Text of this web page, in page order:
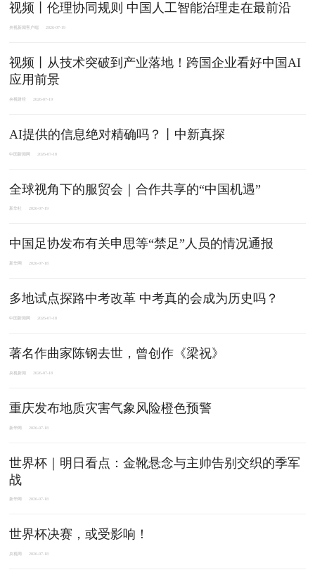
视频丨伦理协同规则 中国人工智能治理走在最前沿
央视新闻客户端 2026-07-19
视频丨从技术突破到产业落地！跨国企业看好中国AI
应用前景
央视财经 2026-07-19
AI提供的信息绝对精确吗？丨中新真探
中国新闻网 2026-07-18
全球视角下的服贸会｜合作共享的“中国机遇”
新华社 2026-07-19
中国足协发布有关申思等“禁足”人员的情况通报
新华网 2026-07-18
多地试点探路中考改革 中考真的会成为历史吗？
中国新闻网 2026-07-18
著名作曲家陈钢去世，曾创作《梁祝》
央视新闻 2026-07-18
重庆发布地质灾害气象风险橙色预警
新华网 2026-07-18
世界杯｜明日看点：金靴悬念与主帅告别交织的季军
战
新华网 2026-07-18
世界杯决赛，或受影响！
央视网 2026-07-18